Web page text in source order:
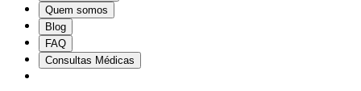
Quem somos
Blog
FAQ
Consultas Médicas